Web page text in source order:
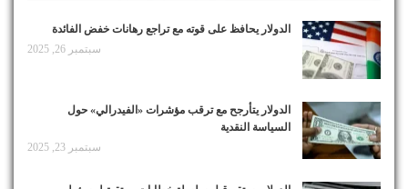
الدولار يحافظ على قوته مع تراجع رهانات خفض الفائدة
سبتمبر 26, 2025
الدولار يتأرجح مع ترقب مؤشرات «الفيدرالي» حول
السياسة النقدية
سبتمبر 23, 2025